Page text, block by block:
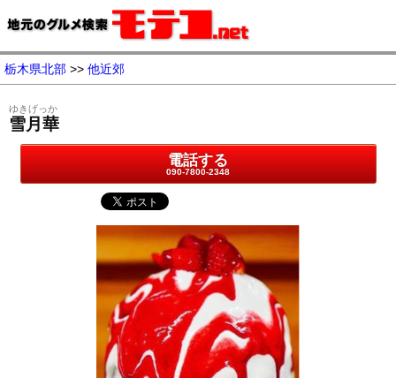
栃木県北部 >> 他近郊
ゆきげっか
雪月華
電話する
090-7800-2348